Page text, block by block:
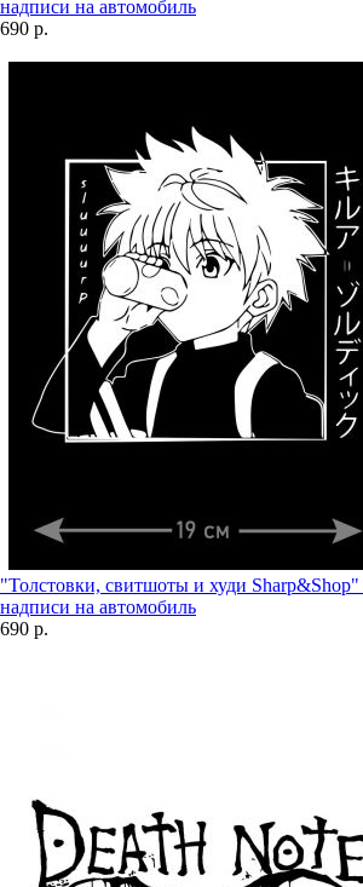
надписи на автомобиль
690 р.
"Толстовки, свитшоты и худи
надписи на автомобиль
690 р.